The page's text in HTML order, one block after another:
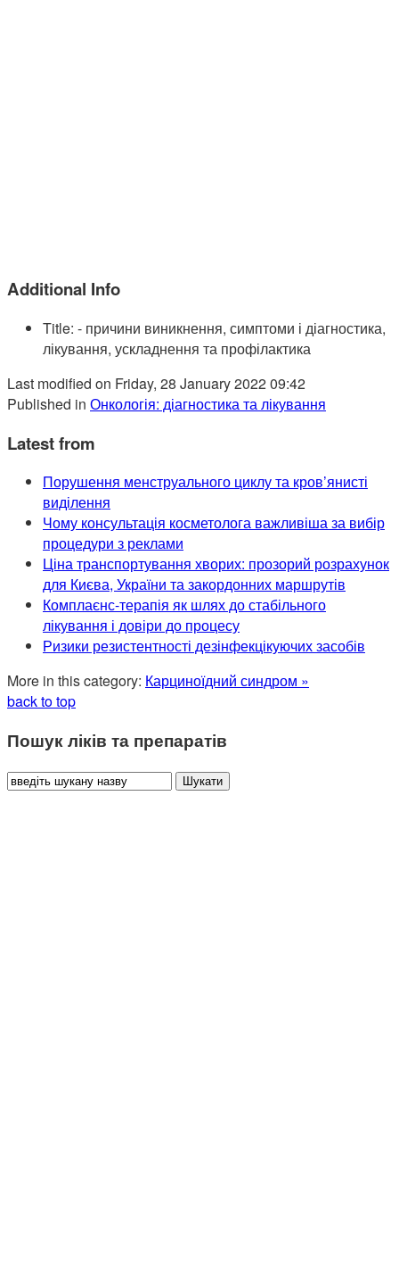
Additional Info
Title: - причини виникнення, симптоми і діагностика,
лікування, ускладнення та профілактика
Last modified on Friday, 28 January 2022 09:42
Published in Онкологія: діагностика та лікування
Latest from
Порушення менструального циклу та кров’янисті
виділення
Чому консультація косметолога важливіша за вибір
процедури з реклами
Ціна транспортування хворих: прозорий розрахунок
для Києва, України та закордонних маршрутів
Комплаєнс-терапія як шлях до стабільного
лікування і довіри до процесу
Ризики резистентності дезінфекцікуючих засобів
More in this category: Карциноїдний синдром »
back to top
Пошук ліків та препаратів